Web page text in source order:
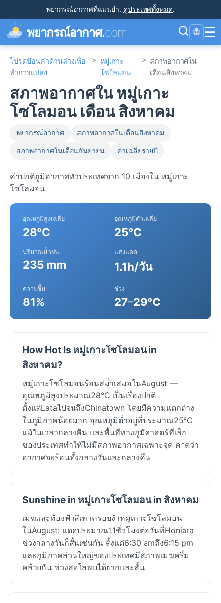
พยากรณ์อากาศที่แม่นยำ. ดูประเทศทั้งหมด.
พยากรณ์อากาศ.com 🌐 ☰
โปรดป้อนค่าด้านล่างเพื่อ
ทำการแปลง
> หมู่เกาะ
โซโลมอน
> สภาพอากาศใน
เดือนสิงหาคม
สภาพอากาศใน หมู่เกาะ
โซโลมอน เดือน สิงหาคม
พยากรณ์อากาศ สภาพอากาศในเดือนสิงหาคม
สภาพอากาศในเดือนกันยายน ค่าเฉลี่ยรายปี
ค่าปกติภูมิอากาศทั่วประเทศจาก 10 เมืองใน หมู่เกาะ
โซโลมอน
อุณหภูมิสูงเฉลี่ย
28°C
อุณหภูมิต่ำเฉลี่ย
25°C
ปริมาณน้ำฝน
235 mm
แสงแดด
1.1h/วัน
ความชื้น
81%
ช่วง
27–29°C
How Hot Is หมู่เกาะโซโลมอน in
สิงหาคม?
หมู่เกาะโซโลมอนร้อนสม่ำเสมอในAugust —
อุณหภูมิสูงประมาณ28°C เป็นเรื่องปกติ
ตั้งแต่LataไปจนถึงChinatown โดยมีความแตกต่าง
ในภูมิภาคน้อยมาก อุณหภูมิต่ำอยู่ที่ประมาณ25°C
แม้ในเวลากลางคืน และพื้นที่ทางภูมิศาสตร์ที่เล็ก
ของประเทศทำให้ไม่มีสภาพอากาศเฉพาะจุด คาดว่า
อากาศจะร้อนทั้งกลางวันและกลางคืน
Sunshine in หมู่เกาะโซโลมอน in สิงหาคม
เมฆและท้องฟ้าสีเทาครอบงำหมู่เกาะโซโลมอน
ในAugust: แดดประมาณ1.1ชั่วโมงต่อวันที่Honiara
ช่วงกลางวันก็สั้นเช่นกัน ตั้งแต่6:30 amถึง6:15 pm
และภูมิภาคส่วนใหญ่ของประเทศมีสภาพเมฆครึ้ม
คล้ายกัน ช่วงสดใสพบได้ยากและสั้น